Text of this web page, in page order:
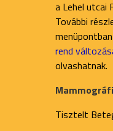
a Lehel utcai
További
rend
olvashatnak.
Tisztelt